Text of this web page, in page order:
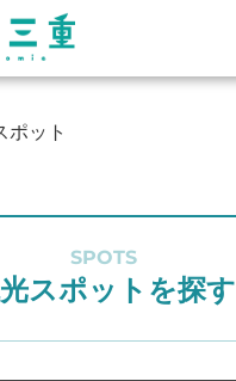
ポット
SPOTS
スポットを探す